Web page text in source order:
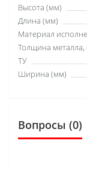
Высота (мм)
Длина (мм)
Материал
Толщина
ТУ
Ширина (мм)
Вопросы (0)